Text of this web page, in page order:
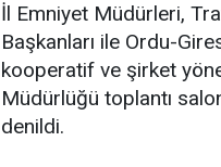
İl Emniyet Müdürleri,
Başkanları ile Ordu-
kooperatif ve şirket
Müdürlüğü toplantı
denildi.